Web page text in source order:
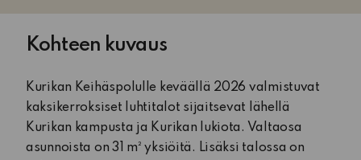
Kohteen kuvaus
Kurikan Keihäspolulle keväällä 2026 valmistuvat
kaksikerroksiset luhtitalot sijaitsevat lähellä
Kurikan kampusta ja Kurikan lukiota. Valtaosa
asunnoista on 31 m² yksiöitä. Lisäksi talossa on